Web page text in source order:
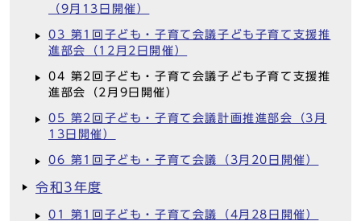
（9月13日開催）
03 第1回子ども・子育て会議子ども子育て支援推
進部会（12月2日開催）
04 第2回子ども・子育て会議子ども子育て支援推
進部会（2月9日開催）
05 第2回子ども・子育て会議計画推進部会（3月
13日開催）
06 第1回子ども・子育て会議（3月20日開催）
令和3年度
01 第1回子ども・子育て会議（4月28日開催）